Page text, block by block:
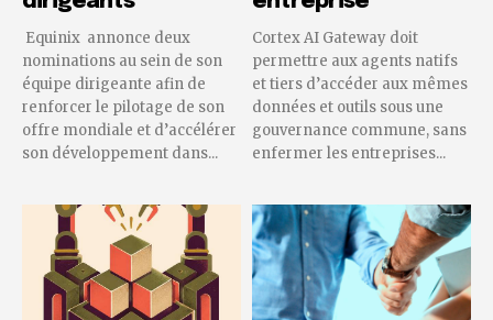
Equinix annonce deux
nominations au sein de son
équipe dirigeante afin de
renforcer le pilotage de son
offre mondiale et d’accélérer
son développement dans...
Cortex AI Gateway doit
permettre aux agents natifs
et tiers d’accéder aux mêmes
données et outils sous une
gouvernance commune, sans
enfermer les entreprises...